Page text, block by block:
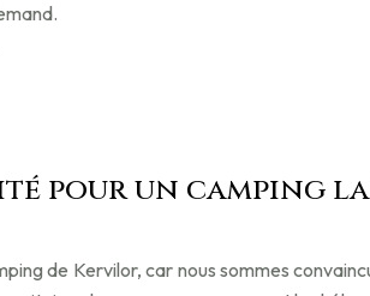
pour un camping
de Kervilor, car nous sommes